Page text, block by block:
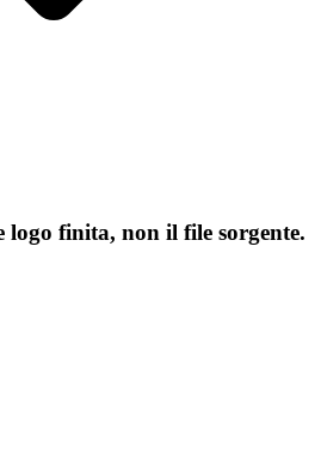
logo finita, non il file sorgente.